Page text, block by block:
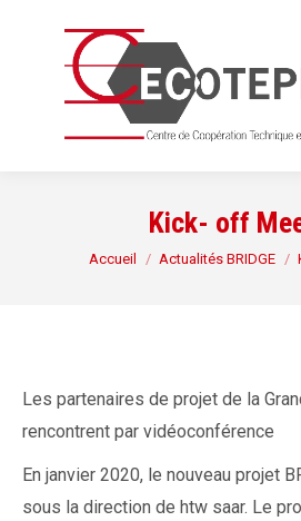
Kick- off
Vous êtes ici :
Accueil Actualités BRIDGE
Les partenaires de projet de la
rencontrent par vidéoconférence
En janvier 2020, le nouveau projet
sous la direction de htw saar. Le